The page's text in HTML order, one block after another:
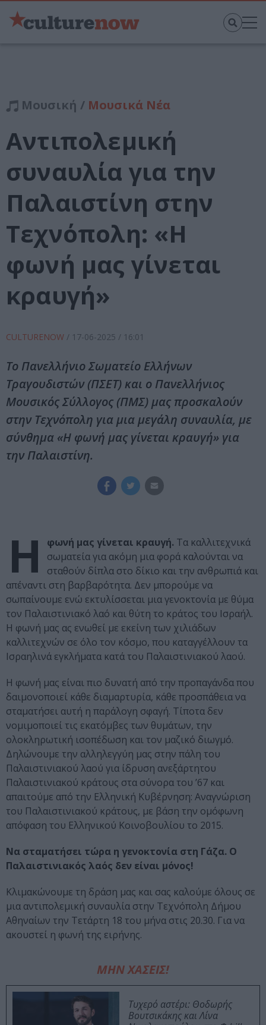
Μουσική / Μουσικά Νέα
Αντιπολεμική
συναυλία για την
Παλαιστίνη στην
Τεχνόπολη: «Η
φωνή μας γίνεται
κραυγή»
CULTURENOW / 17-06-2025 / 16:01
Το Πανελλήνιο Σωματείο Ελλήνων
Τραγουδιστών (ΠΣΕΤ) και ο Πανελλήνιος
Μουσικός Σύλλογος (ΠΜΣ) μας προσκαλούν
στην Τεχνόπολη για μια μεγάλη συναυλία, με
σύνθημα «Η φωνή μας γίνεται κραυγή» για
την Παλαιστίνη.
Η φωνή μας γίνεται κραυγή. Τα καλλιτεχνικά
σωματεία για ακόμη μια φορά καλούνται να
σταθούν δίπλα στο δίκιο και την ανθρωπιά και
απέναντι στη βαρβαρότητα. Δεν μπορούμε να
σωπαίνουμε ενώ εκτυλίσσεται μια γενοκτονία με θύμα
τον Παλαιστινιακό λαό και θύτη το κράτος του Ισραήλ.
Η φωνή μας ας ενωθεί με εκείνη των χιλιάδων
καλλιτεχνών σε όλο τον κόσμο, που καταγγέλλουν τα
Ισραηλινά εγκλήματα κατά του Παλαιστινιακού λαού.
Η φωνή μας είναι πιο δυνατή από την προπαγάνδα που
δαιμονοποιεί κάθε διαμαρτυρία, κάθε προσπάθεια να
σταματήσει αυτή η παράλογη σφαγή. Τίποτα δεν
νομιμοποιεί τις εκατόμβες των θυμάτων, την
ολοκληρωτική ισοπέδωση και τον μαζικό διωγμό.
Δηλώνουμε την αλληλεγγύη μας στην πάλη του
Παλαιστινιακού λαού για ίδρυση ανεξάρτητου
Παλαιστινιακού κράτους στα σύνορα του ’67 και
απαιτούμε από την Ελληνική Κυβέρνηση: Αναγνώριση
του Παλαιστινιακού κράτους, με βάση την ομόφωνη
απόφαση του Ελληνικού Κοινοβουλίου το 2015.
Να σταματήσει τώρα η γενοκτονία στη Γάζα. Ο
Παλαιστινιακός λαός δεν είναι μόνος!
Κλιμακώνουμε τη δράση μας και σας καλούμε όλους σε
μια αντιπολεμική συναυλία στην Τεχνόπολη Δήμου
Αθηναίων την Τετάρτη 18 του μήνα στις 20.30. Για να
ακουστεί η φωνή της ειρήνης.
ΜΗΝ ΧΑΣΕΙΣ!
Τυχερό αστέρι: Θοδωρής
Βουτσικάκης και Λίνα